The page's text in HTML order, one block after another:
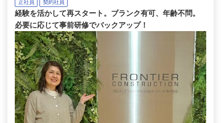
正社員 契約社員
経験を活かして再スタート。ブランク有可、年齢不問。
必要に応じて事前研修でバックアップ！